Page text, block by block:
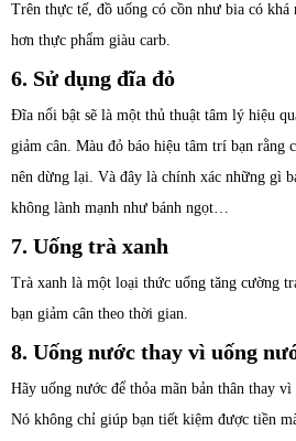
Trên thực tế, đồ uống có cồn như bia có
hơn thực phẩm giàu carb.
6. Sử dụng đĩa đỏ
Đĩa nổi bật sẽ là một thủ thuật tâm lý hiệu
giảm cân. Màu đỏ báo hiệu tâm trí bạn rằng
nên dừng lại. Và đây là chính xác những gì
không lành mạnh như bánh ngọt…
7. Uống trà xanh
Trà xanh là một loại thức uống tăng cường
bạn giảm cân theo thời gian.
8. Uống nước thay vì uống
Hãy uống nước để thỏa mãn bản thân thay
Nó không chỉ giúp bạn tiết kiệm được tiền